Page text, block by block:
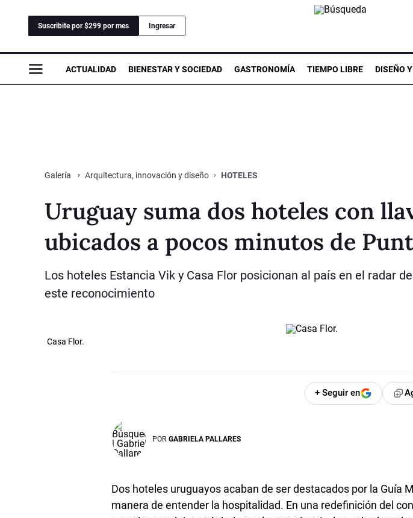
Suscribite por $299 por mes Ingresar
ACTUALIDAD BIENESTAR Y SOCIEDAD GASTRONOMÍA TIEMPO LIBRE DISEÑO
Galería Arquitectura, innovación y diseño HOTELES
Uruguay suma dos hoteles con
ubicados a pocos minutos de
Los hoteles Estancia Vik y Casa Flor posicionan al país en el radar
este reconocimiento
Casa Flor.
+ Seguir en
POR GABRIELA PALLARES
Dos hoteles uruguayos acaban de ser destacados por la Guía
manera de entender la hospitalidad. En una redefinición del